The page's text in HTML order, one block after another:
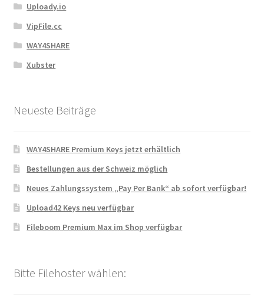
Uploady.io
VipFile.cc
WAY4SHARE
Xubster
Neueste Beiträge
WAY4SHARE Premium Keys jetzt erhältlich
Bestellungen aus der Schweiz möglich
Neues Zahlungssystem „Pay Per Bank“ ab sofort verfügbar!
Upload42 Keys neu verfügbar
Fileboom Premium Max im Shop verfügbar
Bitte Filehoster wählen: